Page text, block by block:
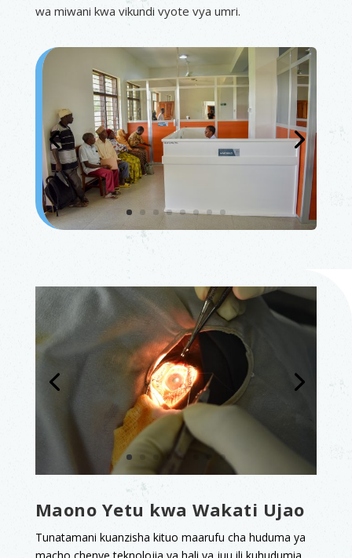
wa miwani kwa vikundi vyote vya umri.
Maono Yetu kwa Wakati Ujao
Tunatamani kuanzisha kituo maarufu cha huduma ya
macho chenye teknolojia ya hali ya juu ili kuhudumia